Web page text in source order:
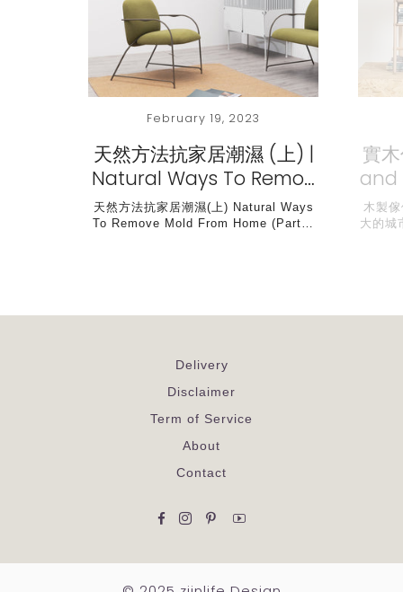
February 19, 2023
天然方法抗家居潮濕 (上) |
Natural Ways To Remo…
天然方法抗家居潮濕(上) Natural Ways
To Remove Mold From Home (Part…
實
and
木製
大的城
Delivery
Disclaimer
Term of Service
About
Contact
FacebookInstagram
PinterestYouTube